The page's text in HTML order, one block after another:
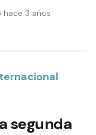
3 años
segunda